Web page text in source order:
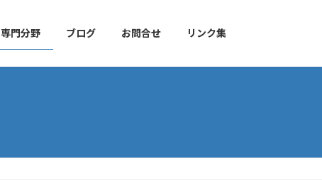
専門分野 ブログ お問合せ リンク集